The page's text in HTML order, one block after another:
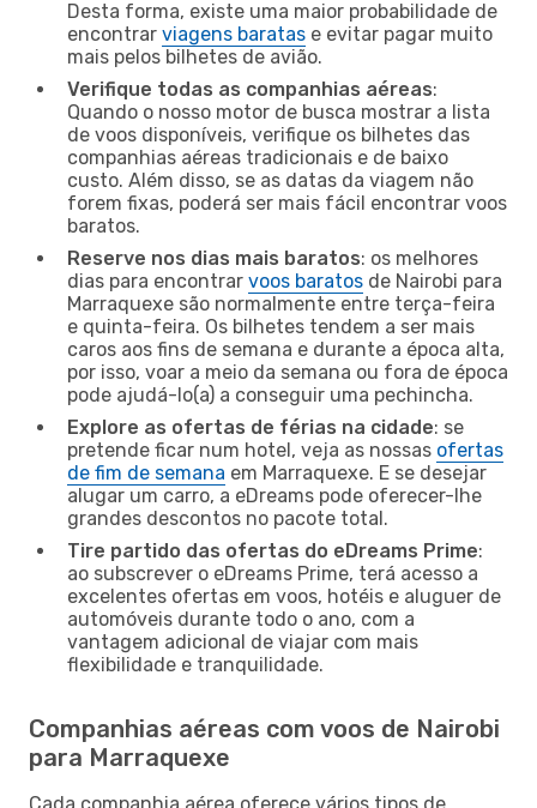
Desta forma, existe uma maior probabilidade de
encontrar viagens baratas e evitar pagar muito
mais pelos bilhetes de avião.
Verifique todas as companhias aéreas:
Quando o nosso motor de busca mostrar a lista
de voos disponíveis, verifique os bilhetes das
companhias aéreas tradicionais e de baixo
custo. Além disso, se as datas da viagem não
forem fixas, poderá ser mais fácil encontrar voos
baratos.
Reserve nos dias mais baratos: os melhores
dias para encontrar voos baratos de Nairobi para
Marraquexe são normalmente entre terça-feira
e quinta-feira. Os bilhetes tendem a ser mais
caros aos fins de semana e durante a época alta,
por isso, voar a meio da semana ou fora de época
pode ajudá-lo(a) a conseguir uma pechincha.
Explore as ofertas de férias na cidade: se
pretende ficar num hotel, veja as nossas ofertas
de fim de semana em Marraquexe. E se desejar
alugar um carro, a eDreams pode oferecer-lhe
grandes descontos no pacote total.
Tire partido das ofertas do eDreams Prime:
ao subscrever o eDreams Prime, terá acesso a
excelentes ofertas em voos, hotéis e aluguer de
automóveis durante todo o ano, com a
vantagem adicional de viajar com mais
flexibilidade e tranquilidade.
Companhias aéreas com voos de Nairobi
para Marraquexe